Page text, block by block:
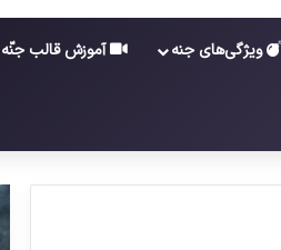
ویژگی‌های جنه آموزش قالب جنّه